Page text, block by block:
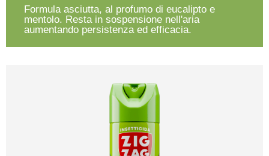
Formula asciutta, al profumo di eucalipto e
mentolo. Resta in sospensione nell'aria
aumentando persistenza ed efficacia.